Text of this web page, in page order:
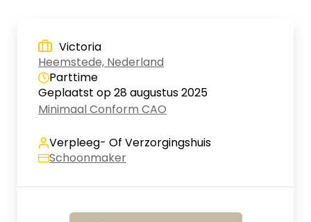
Victoria
Heemstede, Nederland
Parttime
Geplaatst op 28 augustus 2025
Minimaal Conform CAO
Verpleeg- Of Verzorgingshuis
Schoonmaker